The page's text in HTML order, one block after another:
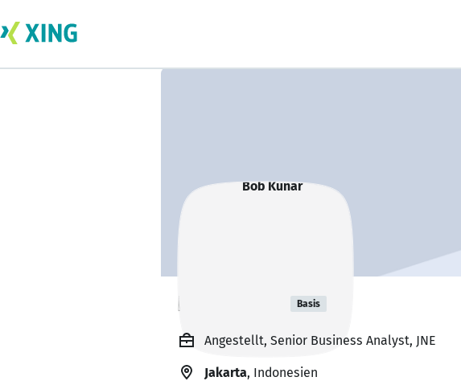
Bob Kunar Basis
Angestellt, Senior Business Analyst, JNE
Jakarta, Indonesien